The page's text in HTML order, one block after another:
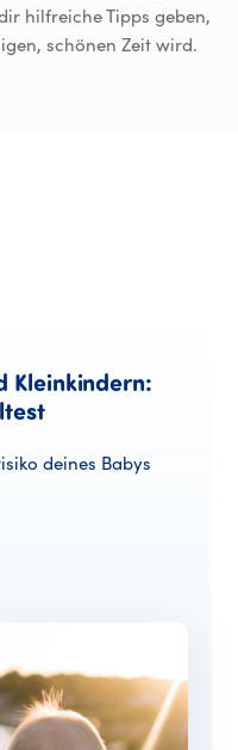
hilfreiche Tipps geben,
schönen Zeit wird.
Kleinkindern:
Allergien bei
deines Babys